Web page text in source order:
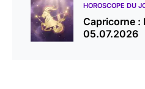
HOROSCOPE DU
Capricorne :
05.07.2026